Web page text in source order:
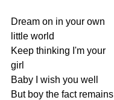
Dream on in your own
little world
Keep thinking I'm your
girl
Baby
wish you well
But boy the fact remains